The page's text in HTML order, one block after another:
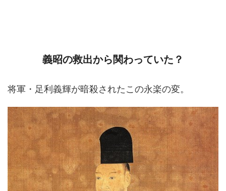
義昭の救出から関わっていた？
将軍・足利義輝が暗殺されたこの永楽の変。